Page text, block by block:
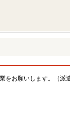
をお願いします。（派